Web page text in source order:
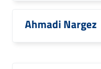
Ahmadi Nargez